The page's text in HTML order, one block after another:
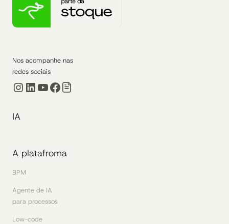
Nos acompanhe nas
redes sociais
Instagram
LinkedIn
Youtube
Facebook
IA
A platafroma
BPM
Agente de IA
para processos
Low-code